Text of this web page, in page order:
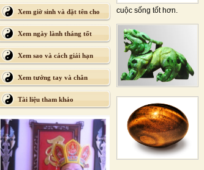
Xem giờ sinh và đặt tên cho
con
Xem ngày lành tháng tốt
Xem sao và cách giải hạn
Xem tướng tay và chân
Tài liệu tham khảo
cuộc sống tốt hơn.